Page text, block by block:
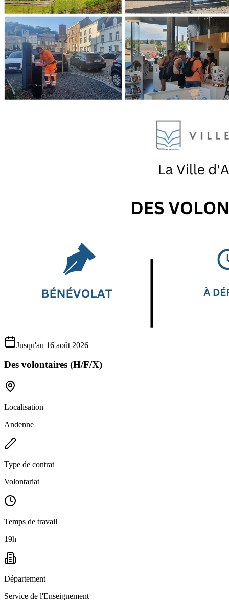
Jusqu'au 16 août 2026
Des volontaires (H/F/X)
Localisation
Andenne
Type de contrat
Volontariat
Temps de travail
19h
Département
Service de l'Enseignement